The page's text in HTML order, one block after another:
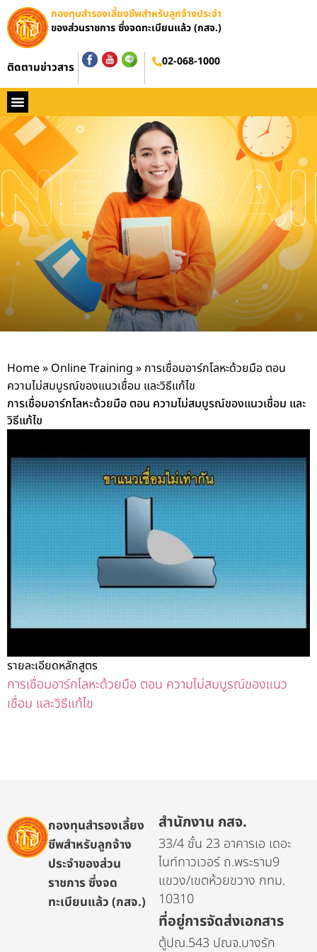
กองทุนสำรองเลี้ยงชีพสำหรับลูกจ้างประจำ
ของส่วนราชการ ซึ่งจดทะเบียนแล้ว (กสจ.)
ติดตามข่าวสาร 02-068-1000
อบรมออนไลน์
Home» Online Training » การเชื่อมอาร์กโลหะด้วยมือ ตอน
ความไม่สมบูรณ์ของแนวเชื่อม และวิธีแก้ไข
การเชื่อมอาร์กโลหะด้วยมือ ตอน ความไม่สมบูรณ์ของแนวเชื่อม และ
วิธีแก้ไข
รายละเอียดหลักสูตร
การเชื่อมอาร์กโลหะด้วยมือ ตอน ความไม่สมบูรณ์ของแนว
เชื่อม และวิธีแก้ไข
กองทุนสำรองเลี้ยง
ชีพสำหรับลูกจ้าง
ประจำของส่วน
ราชการ ซึ่งจด
ทะเบียนแล้ว (กสจ.)
สำนักงาน กสจ.
33/4 ชั้น 23 อาคารเอ เดอะ
ไนท์ทาวเวอร์ ถ.พระราม9
แขวง/เขตห้วยขวาง กทม.
10310
ที่อยู่การจัดส่งเอกสาร
ตู้ปณ.543 ปณจ.บางรัก